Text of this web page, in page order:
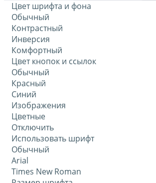
Цвет шрифта и фона
Обычный
Контрастный
Инверсия
Комфортный
Цвет кнопок и ссылок
Обычный
Красный
Синий
Изображения
Цветные
Отключить
Использовать шрифт
Обычный
Arial
Times New Roman